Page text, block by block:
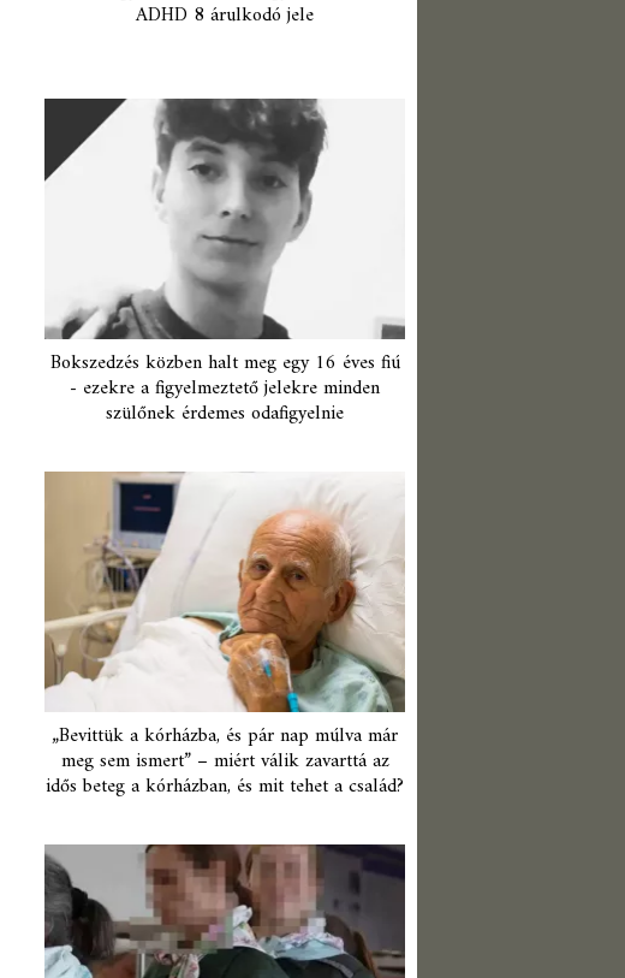
ADHD 8 árulkodó jele
Bokszedzés közben halt meg egy 16 éves fiú
- ezekre a figyelmeztető jelekre minden
szülőnek érdemes odafigyelnie
„Bevittük a kórházba, és pár nap múlva már
meg sem ismert” – miért válik zavarttá az
idős beteg a kórházban, és mit tehet a család?